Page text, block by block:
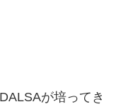
が培ってき